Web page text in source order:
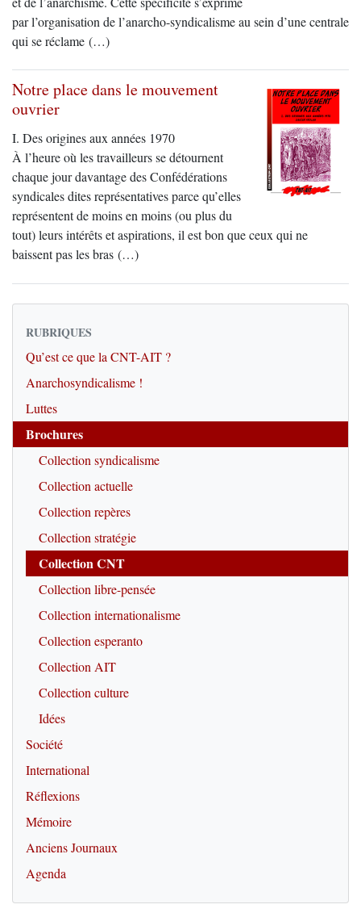
par l’organisation de l’anarcho-syndicalisme au sein d’une centrale
qui se réclame (…)
Notre place dans le mouvement
ouvrier
I. Des origines aux années 1970
À l’heure où les travailleurs se détournent
chaque jour davantage des Confédérations
syndicales dites représentatives parce qu’elles
représentent de moins en moins (ou plus du
tout) leurs intérêts et aspirations, il est bon que ceux qui ne
baissent pas les bras (…)
RUBRIQUES
Qu’est ce que la CNT-AIT ?
Anarchosyndicalisme !
Luttes
Brochures
Collection syndicalisme
Collection actuelle
Collection repères
Collection stratégie
Collection CNT
Collection libre-pensée
Collection internationalisme
Collection esperanto
Collection AIT
Collection culture
Idées
Société
International
Réflexions
Mémoire
Anciens Journaux
Agenda